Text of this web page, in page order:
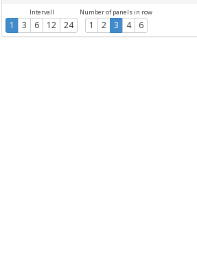
Intervall
1 3 6 12 24
Number of panels in row
1 2 3 4 6